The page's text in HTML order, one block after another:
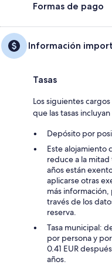
Formas de pago
Información
Tasas
Los siguientes
que las tasas
Depósito por
Este alojamiento
reduce a la mitad
años están
aplicarse otras
más
través de los
reserva.
Tasa municipal:
por persona y
0.41 EUR
años.